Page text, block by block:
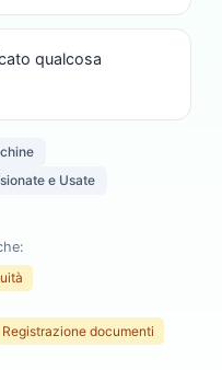
qualcosa
e Usate
Registrazione documenti